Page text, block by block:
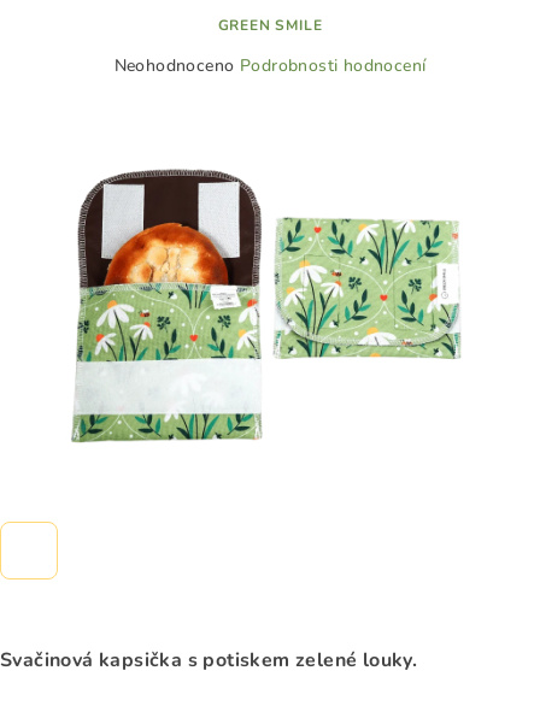
Svačinová kapsička s potiskem zelené louky.
GREEN SMILE
hvězdiček.
Neohodnoceno Podrobnosti hodnocení